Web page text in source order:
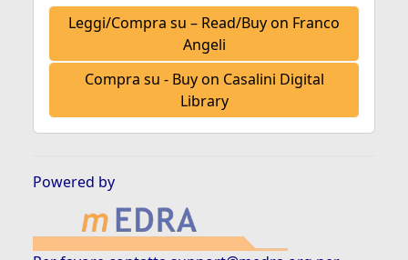
Leggi/Compra su – Read/Buy on Franco
Angeli
Compra su - Buy on Casalini Digital
Library
Powered by